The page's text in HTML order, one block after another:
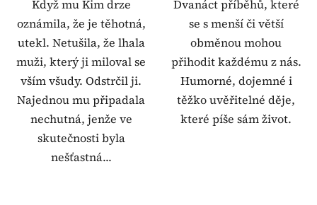
Když mu Kim drze
oznámila, že je těhotná,
utekl. Netušila, že lhala
muži, který ji miloval se
vším všudy. Odstrčil ji.
Najednou mu připadala
nechutná, jenže ve
skutečnosti byla
nešťastná...
Dvanáct příběhů, které
se s menší či větší
obměnou mohou
přihodit každému z nás.
Humorné, dojemné i
těžko uvěřitelné děje,
které píše sám život.